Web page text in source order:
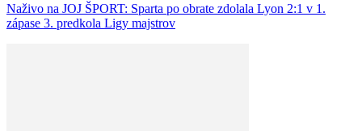
Naživo na JOJ ŠPORT: Sparta po obrate zdolala Lyon 2:1 v 1.
zápase 3. predkola Ligy majstrov